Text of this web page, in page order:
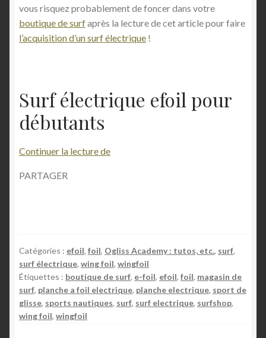
vous risquez probablement de foncer dans votre
boutique de surfaprès la lecture de cet article pour faire
l’acquisition d’un surf électrique !
Surf électrique efoil pour
débutants
Continuer la lecture deA
e
s
d
PARTAGER
Catégories : efoil, foil, Ogliss Academy : tutos, etc., surf,
surf électrique, wing foil, wingfoil
Étiquettes : boutique de surf, e-foil, efoil, foil, magasin de
surf, planche a foil electrique, planche electrique, sport de
glisse, sports nautiques, surf, surf electrique, surfshop,
wing foil, wingfoil